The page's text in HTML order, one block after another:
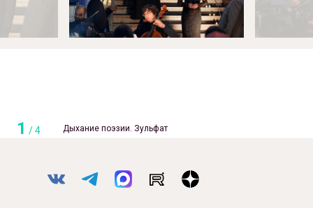
1 /4 Дыхание поэзии. Зульфат